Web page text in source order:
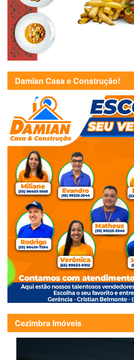
Damian Casa e Construção!
Cezimbra Imóveis